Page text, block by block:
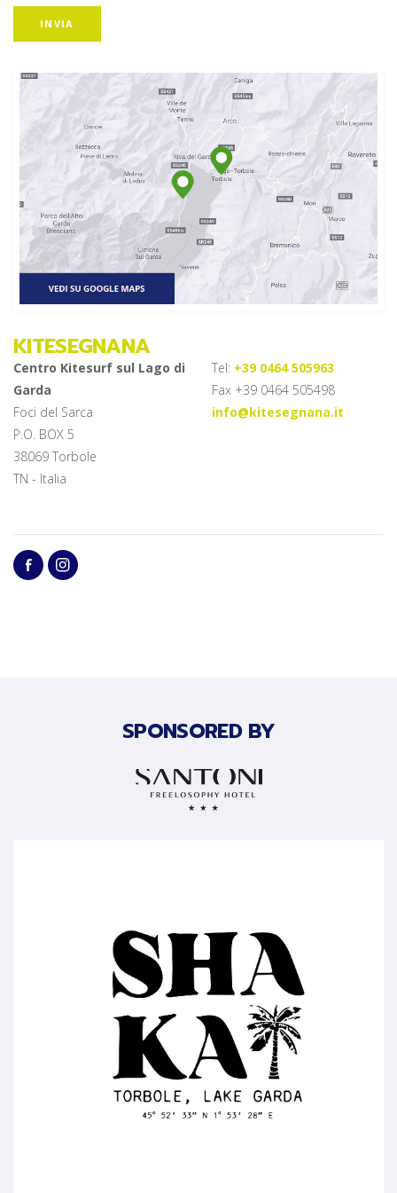
INVIA
KITESEGNANA
Centro Kitesurf sul Lago di
Garda
Foci del Sarca
P.O. BOX 5
38069 Torbole
TN - Italia
Tel: +39 0464 505963
Fax +39 0464 505498
info@kitesegnana.it
SPONSORED BY